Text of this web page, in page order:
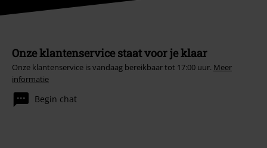
Onze klantenservice staat voor je klaar
Onze klantenservice is vandaag bereikbaar tot 17:00 uur. Meer
informatie
Begin chat